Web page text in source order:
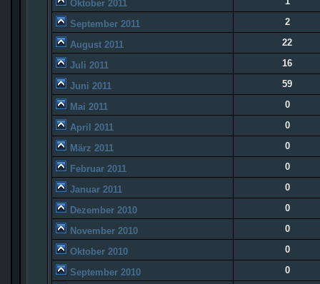
Oktober 2011
September 2011 2
August 2011 22
Juli 2011 16
Juni 2011 59
Mai 2011 0
April 2011 0
März 2011 0
Februar 2011 0
Januar 2011 0
Dezember 2010 0
November 2010 0
Oktober 2010 0
September 2010 0